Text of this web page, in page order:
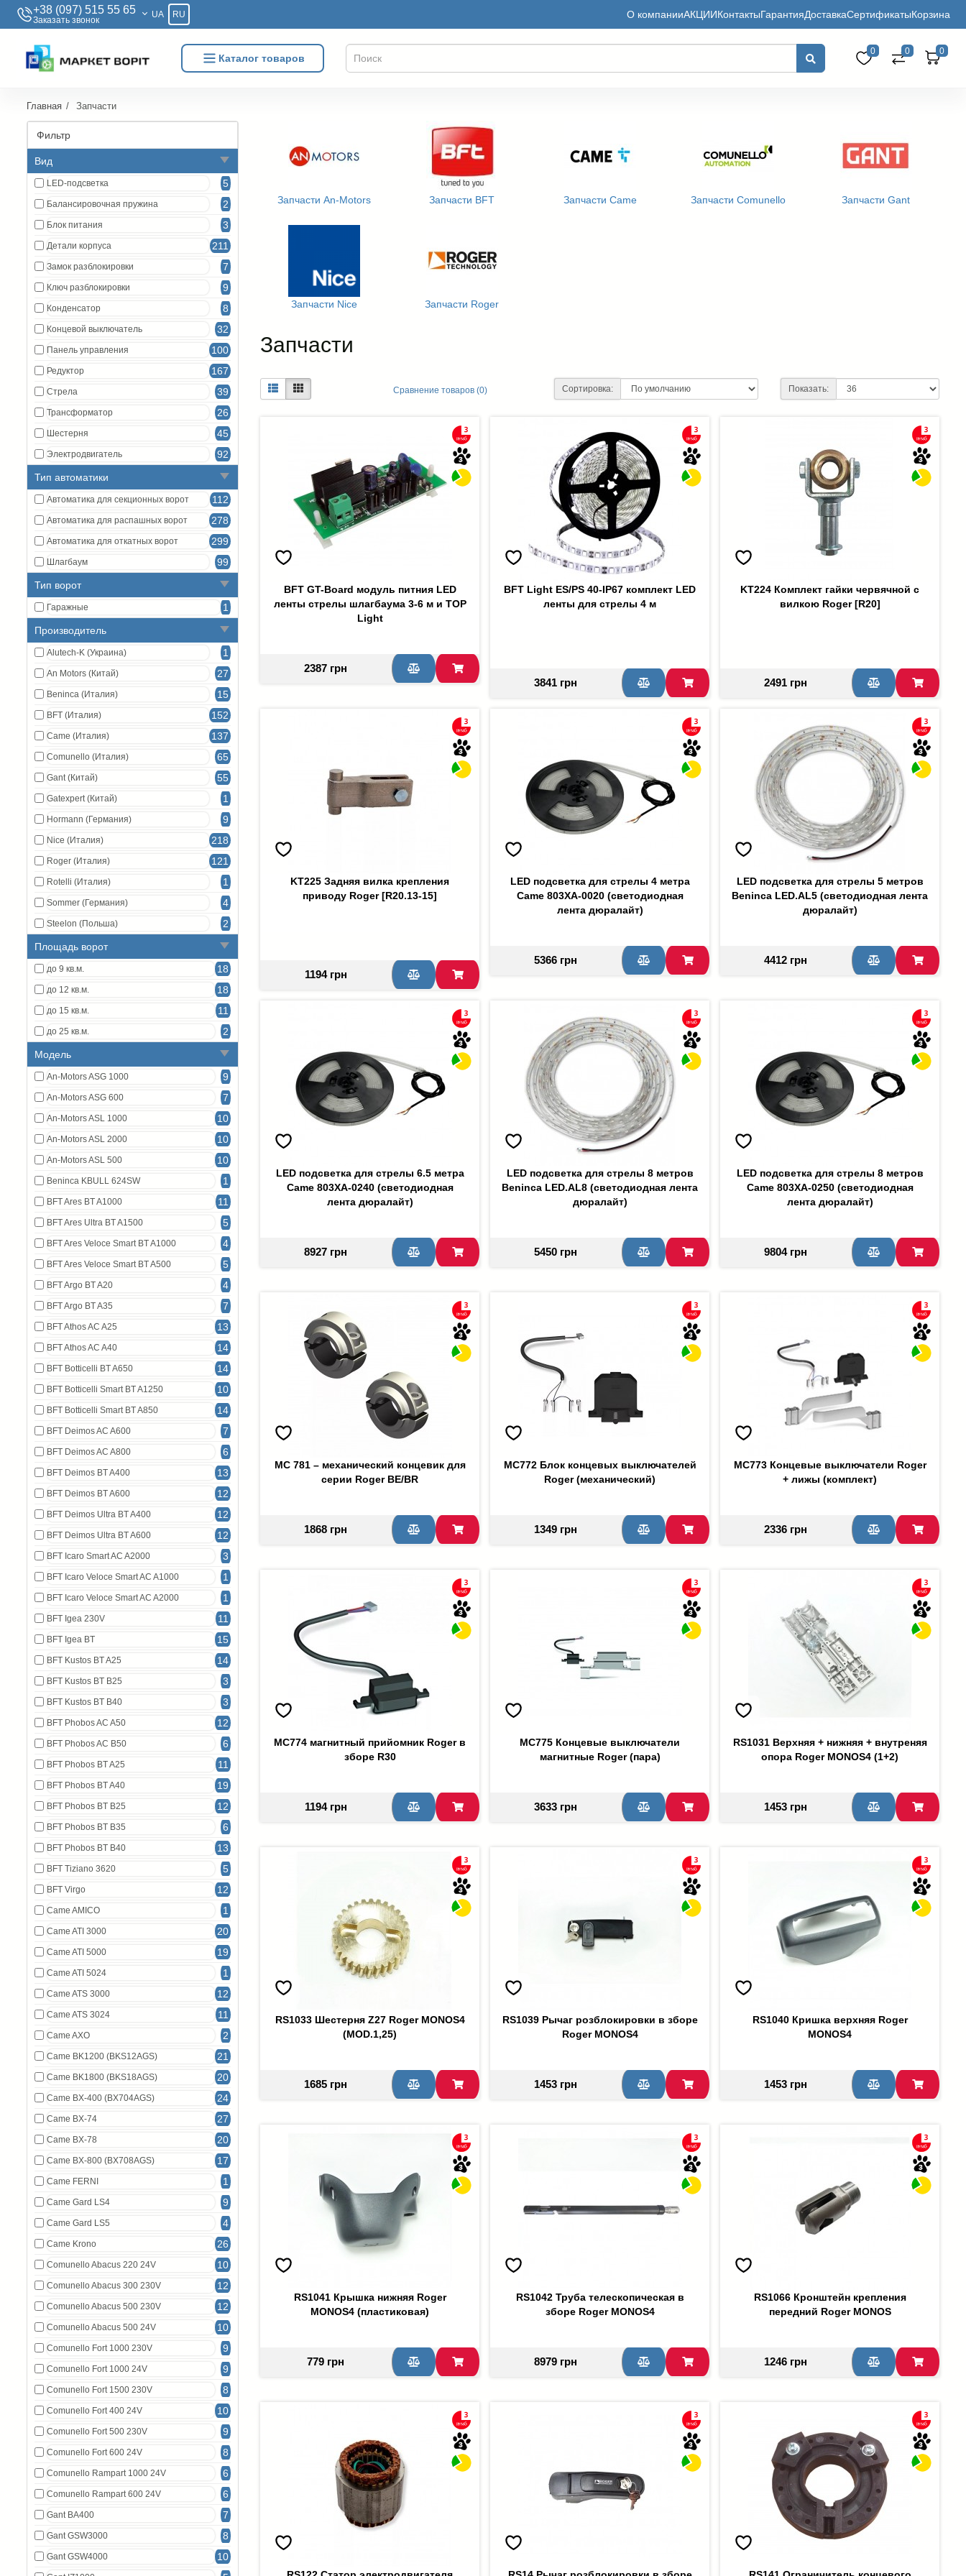
+38 (097) 515 55 65
Заказать звонок
UA RU О компанииАКЦИИКонтактыГарантияДоставкаСертификатыКорзина
Каталог товаров
0 0 0
Главная Запчасти
Фильтр
Вид
LED-подсветка 5
Балансировочная пружина 2
Блок питания 3
Детали корпуса 211
Замок разблокировки 7
Ключ разблокировки 9
Конденсатор 8
Концевой выключатель 32
Панель управления 100
Редуктор 167
Стрела 39
Трансформатор 26
Шестерня 45
Электродвигатель
92
Тип автоматики
Автоматика для секционных ворот 112
Автоматика для распашных ворот 278
Автоматика для откатных ворот 299
Шлагбаум
99
Тип ворот
Гаражные
1
Производитель
Alutech-K (Украина) 1
An Motors (Китай) 27
Beninca (Италия) 15
BFT (Италия) 152
Came (Италия) 137
Comunello (Италия) 65
Gant (Китай) 55
Gatexpert (Китай) 1
Hormann (Германия) 9
Nice (Италия) 218
Roger (Италия) 121
Rotelli (Италия) 1
Sommer (Германия) 4
Steelon (Польша)
2
Площадь ворот
до 9 кв.м. 18
до 12 кв.м. 18
до 15 кв.м. 11
до 25 кв.м.
2
Модель
An-Motors ASG 1000 9
An-Motors ASG 600 7
An-Motors ASL 1000 10
An-Motors ASL 2000 10
An-Motors ASL 500 10
Beninca KBULL 624SW 1
BFT Ares BT A1000 11
BFT Ares Ultra BT A1500 5
BFT Ares Veloce Smart BT A1000 4
BFT Ares Veloce Smart BT A500 5
BFT Argo BT A20 4
BFT Argo BT A35 7
BFT Athos AC A25 13
BFT Athos AC A40 14
BFT Botticelli BT A650 14
BFT Botticelli Smart BT A1250 10
BFT Botticelli Smart BT A850 14
BFT Deimos AC A600 7
BFT Deimos AC A800 6
BFT Deimos BT A400 13
BFT Deimos BT A600 12
BFT Deimos Ultra BT A400 12
BFT Deimos Ultra BT A600 12
BFT Icaro Smart AC A2000 3
BFT Icaro Veloce Smart AC A1000 1
BFT Icaro Veloce Smart AC A2000 1
BFT Igea 230V 11
BFT Igea BT 15
BFT Kustos BT A25 14
BFT Kustos BT B25 3
BFT Kustos BT B40 3
BFT Phobos AC A50 12
BFT Phobos AC B50 6
BFT Phobos BT A25 11
BFT Phobos BT A40 19
BFT Phobos BT B25 12
BFT Phobos BT B35 6
BFT Phobos BT B40 13
BFT Tiziano 3620 5
BFT Virgo 12
Came AMICO 1
Came ATI 3000 20
Came ATI 5000 19
Came ATI 5024 1
Came ATS 3000 12
Came ATS 3024 11
Came AXO 2
Came BK1200 (BKS12AGS) 21
Came BK1800 (BKS18AGS) 20
Came BX-400 (BX704AGS) 24
Came BX-74 27
Came BX-78 20
Came BX-800 (BX708AGS) 17
Came FERNI 1
Came Gard LS4 9
Came Gard LS5 4
Came Krono 26
Comunello Abacus 220 24V 10
Comunello Abacus 300 230V 12
Comunello Abacus 500 230V 12
Comunello Abacus 500 24V 10
Comunello Fort 1000 230V 9
Comunello Fort 1000 24V 9
Comunello Fort 1500 230V 8
Comunello Fort 400 24V 10
Comunello Fort 500 230V 9
Comunello Fort 600 24V 8
Comunello Rampart 1000 24V 6
Comunello Rampart 600 24V 6
Gant BA400 7
Gant GSW3000 8
Gant GSW4000 10
Запчасти An-Motors Запчасти BFT Запчасти Came Запчасти Comunello Запчасти Gant
Запчасти Nice Запчасти Roger
Запчасти
Сравнение товаров (0) Сортировка: Показать:
BFT GT-Board модуль питния LED
ленты стрелы шлагбаума 3-6 м и TOP
Light
2387 грн
BFT Light ES/PS 40-IP67 комплект LED
ленты для стрелы 4 м
3841 грн
KT224 Комплект гайки червячной с
вилкою Roger [R20]
2491 грн
KT225 Задняя вилка крепления
приводу Roger [R20.13-15]
1194 грн
LED подсветка для стрелы 4 метра
Came 803XA-0020 (светодиодная
лента дюралайт)
5366 грн
LED подсветка для стрелы 5 метров
Beninca LED.AL5 (светодиодная лента
дюралайт)
4412 грн
LED подсветка для стрелы 6.5 метра
Came 803XA-0240 (светодиодная
лента дюралайт)
8927 грн
LED подсветка для стрелы 8 метров
Beninca LED.AL8 (светодиодная лента
дюралайт)
5450 грн
LED подсветка для стрелы 8 метров
Came 803XA-0250 (светодиодная
лента дюралайт)
9804 грн
MC 781 – механический концевик для
серии Roger ВЕ/BR
1868 грн
MC772 Блок концевых выключателей
Roger (механический)
1349 грн
MC773 Концевые выключатели Roger
+ лижы (комплект)
2336 грн
MC774 магнитный прийомник Roger в
зборе R30
1194 грн
MC775 Концевые выключатели
магнитные Roger (пара)
3633 грн
RS1031 Верхняя + нижняя + внутреняя
опора Roger MONOS4 (1+2)
1453 грн
RS1033 Шестерня Z27 Roger MONOS4
(MOD.1,25)
1685 грн
RS1039 Рычаг розблокировки в зборе
Roger MONOS4
1453 грн
RS1040 Кришка верхняя Roger
MONOS4
1453 грн
RS1041 Крышка нижняя Roger
MONOS4 (пластиковая)
779 грн
RS1042 Труба телескопическая в
зборе Roger MONOS4
8979 грн
RS1066 Кронштейн крепления
передний Roger MONOS
1246 грн